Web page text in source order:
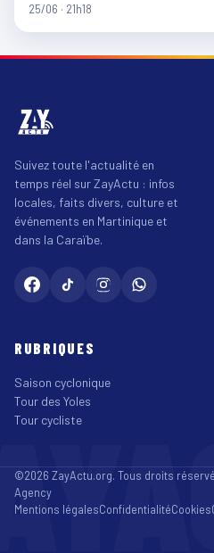
25/06 · 21h18
Suivez toute l'actualité en
temps réel sur ZayActu : infos
locales, faits divers, culture et
événements en Martinique et
dans la Caraïbe.
RUBRIQUES
Saison cyclonique
Tour des Yoles
Tour cycliste
©2026 ZayActu.org. Tous droits
Agency
Mentions légalesConfidentialitéCookies